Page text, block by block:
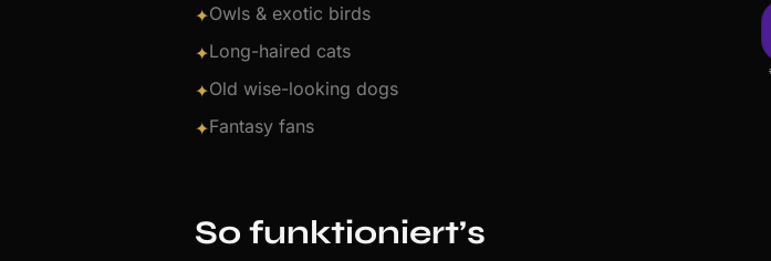
✦Owls & exotic birds
✦Long-haired cats
✦Old wise-looking dogs
✦Fantasy fans
So funktioniert’s